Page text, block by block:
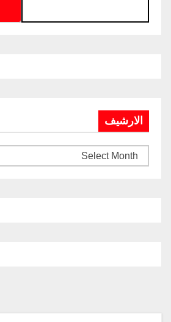
الارشيف